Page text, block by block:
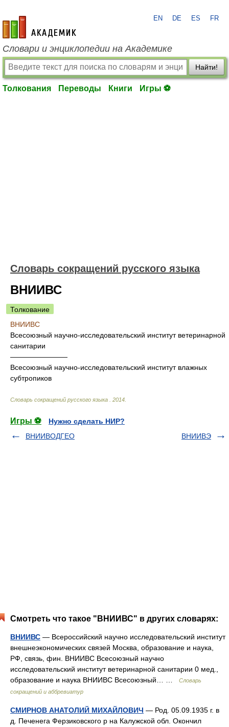
academic.ru
EN DE ES FR
Словари и энциклопедии на Академике
Найти!
Толкования Переводы Книги Игры ⚽
Словарь сокращений русского языка
ВНИИВС
Толкование
ВНИИВС
Всесоюзный научно-исследовательский институт ветеринарной
санитарии
————————
Всесоюзный научно-исследовательский институт влажных
субтропиков
Словарь сокращений русского языка 2014
Игры ⚽
Нужно сделать НИР?
ВНИИВОДГЕО
ВНИИВЭ
Смотреть что такое "ВНИИВС" в других словарях:
ВНИИВС — Всероссийский научно исследовательский институт
внешнеэкономических связей Москва, образование и наука,
РФ, связь, фин. ВНИИВС Всесоюзный научно
исследовательский институт ветеринарной санитарии 0 мед.,
образование и наука ВНИИВС Всесоюзный… …
Словарь
сокращений и аббревиатур
СМИРНОВ АНАТОЛИЙ МИХАЙЛОВИЧ — Род. 05.09.1935 г. в
д. Печенега Ферзиковского р на Калужской обл. Окончил